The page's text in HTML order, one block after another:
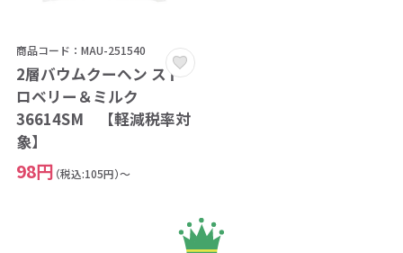
商品コード：MAU-251540
2層バウムクーヘン スト
ロベリー＆ミルク
36614SM 【軽減税率対
象】
98円 （税込:105円）～